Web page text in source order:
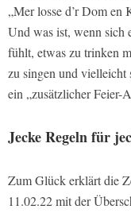
„Mer losse d’r Dom en
Und was ist, wenn sich
fühlt, etwas zu trinken
zu singen und vielleicht
ein „zusätzlicher Feier-
Jecke Regeln für
Zum Glück erklärt die
11.02.22 mit der